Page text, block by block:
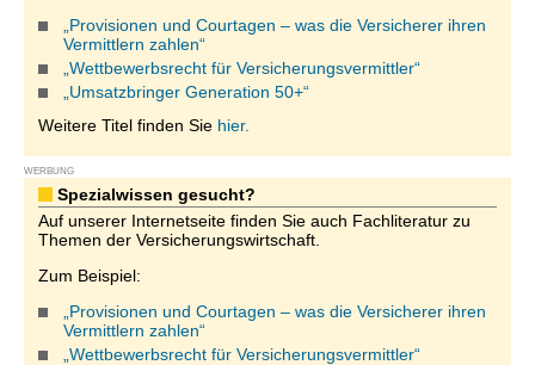
„Provisionen und Courtagen – was die Versicherer ihren
Vermittlern zahlen“
„Wettbewerbsrecht für Versicherungsvermittler“
„Umsatzbringer Generation 50+“
Weitere Titel finden Sie hier.
WERBUNG
Spezialwissen gesucht?
Auf unserer Internetseite finden Sie auch Fachliteratur zu
Themen der Versicherungswirtschaft.
Zum Beispiel:
„Provisionen und Courtagen – was die Versicherer ihren
Vermittlern zahlen“
„Wettbewerbsrecht für Versicherungsvermittler“